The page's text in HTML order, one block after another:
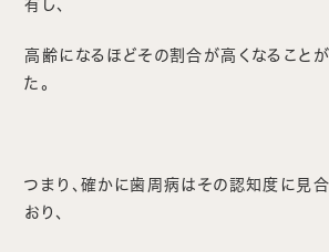
有し、
高齢になるほどその割合が高くなること
た。
つまり、確かに歯周病はその認知度に見
おり、